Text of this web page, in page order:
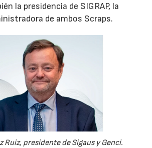
la presidencia de SIGRAP, la
de ambos Scraps.
Ruiz, presidente de Sigaus y Genci.